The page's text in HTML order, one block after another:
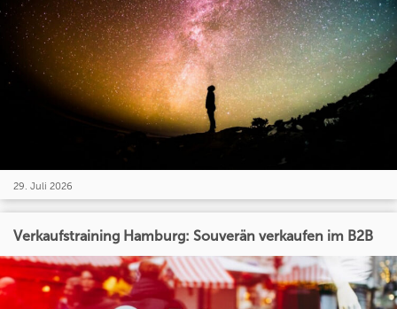
29. Juli 2026
Verkaufstraining Hamburg: Souverän verkaufen im B2B